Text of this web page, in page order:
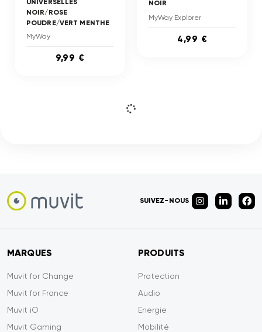
UNIVERSELLES
NOIR/ROSE
POUDRE/VERT MENTHE
MyWay
9,99 €
NOIR
MyWay Explorer
4,99 €
SUIVEZ-NOUS
MARQUES
Muvit for Change
Muvit for France
Muvit iO
Muvit Gaming
PRODUITS
Protection
Audio
Energie
Mobilité